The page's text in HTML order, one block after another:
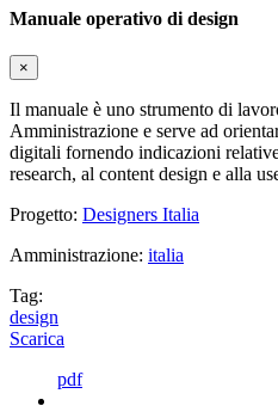
Manuale operativo di design
×
Il manuale è uno strumento di
Amministrazione e serve ad
digitali fornendo indicazioni
research, al content design e alla
Progetto: Designers Italia
Amministrazione: italia
Tag:
design
Scarica
pdf